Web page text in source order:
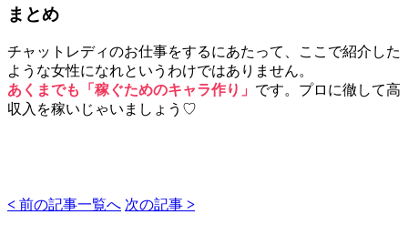
まとめ
チャットレディのお仕事をするにあたって、ここで紹介した
ような女性になれというわけではありません。
あくまでも「稼ぐためのキャラ作り」 です。プロに徹して高
収入を稼いじゃいましょう♡
< 前の記事一覧へ 次の記事 >